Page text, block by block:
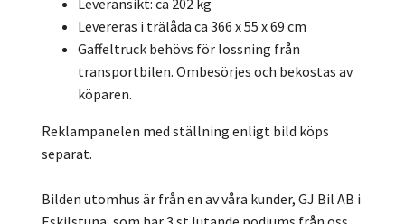
Levereras i trälåda ca 366 x 55 x 69 cm
Gaffeltruck behövs för lossning från
transportbilen. Ombesörjes och bekostas av
köparen.
Reklampanelen med ställning enligt bild köps
separat.
Bilden utomhus är från en av våra kunder, GJ Bil AB i